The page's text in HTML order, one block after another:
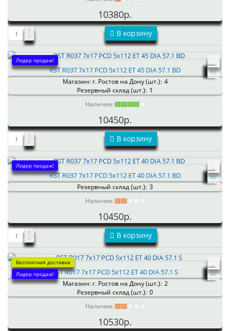
10380р.
В корзину
Лидер продаж!
RST R037 7x17 PCD 5x112 ET 45 DIA 57.1 BD
Магазин: г. Ростов на Дону (шт.): 4
Резервный склад (шт.): 1
Наличие:
10450р.
В корзину
Лидер продаж!
RST R037 7x17 PCD 5x112 ET 40 DIA 57.1 BD
Резервный склад (шт.): 3
Наличие:
10450р.
В корзину
Бесплатная доставка
Лидер продаж!RST R017 7x17 PCD 5x112 ET 40 DIA 57.1 S
Магазин: г. Ростов на Дону (шт.): 2
Резервный склад (шт.): 0
Наличие:
10530р.